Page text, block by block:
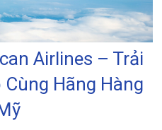
Airlines – Trải
Hãng Hàng